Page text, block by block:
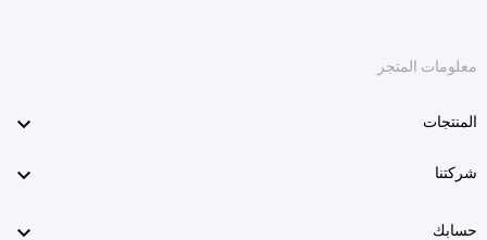
معلومات المتجر
المنتجات 
شركتنا 
حسابك 